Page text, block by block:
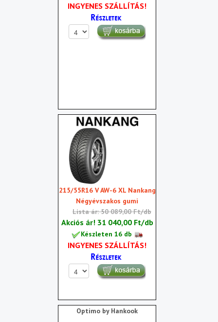
INGYENES SZÁLLÍTÁS!
215/55R16 V AW-6 XL Nankang
Négyévszakos gumi
Lista ár: 50 089,00 Ft/db
Akciós ár! 31 040,00 Ft/db
Készleten 16 db
INGYENES SZÁLLÍTÁS!
Optimo by Hankook